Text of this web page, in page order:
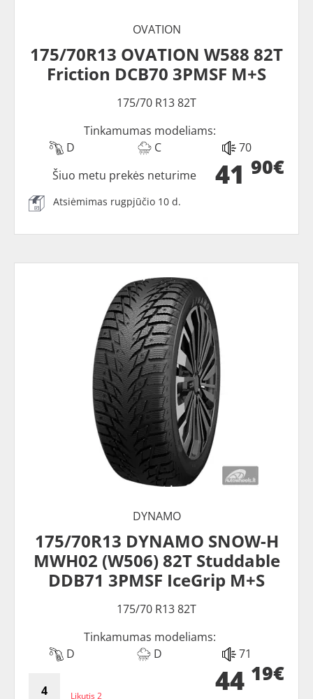
OVATION
175/70R13 OVATION W588 82T
Friction DCB70 3PMSF M+S
175/70 R13 82T
Tinkamumas modeliams:
D
C 70
41 90€
Šiuo metu prekės neturime
Atsiėmimas rugpjūčio 10 d.
DYNAMO
175/70R13 DYNAMO SNOW-H
MWH02 (W506) 82T Studdable
DDB71 3PMSF IceGrip M+S
175/70 R13 82T
Tinkamumas modeliams:
D
D 71
Likutis 2 44 19€